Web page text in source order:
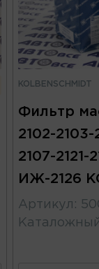
KOLBENSCHMIDT
Фильтр
2102-2103-
2107-2121-
ИЖ-2126
Артикул :